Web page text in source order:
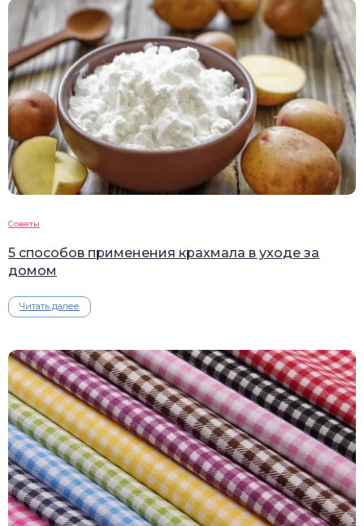
Советы
5 способов применения крахмала в уходе за
домом
Читать далее